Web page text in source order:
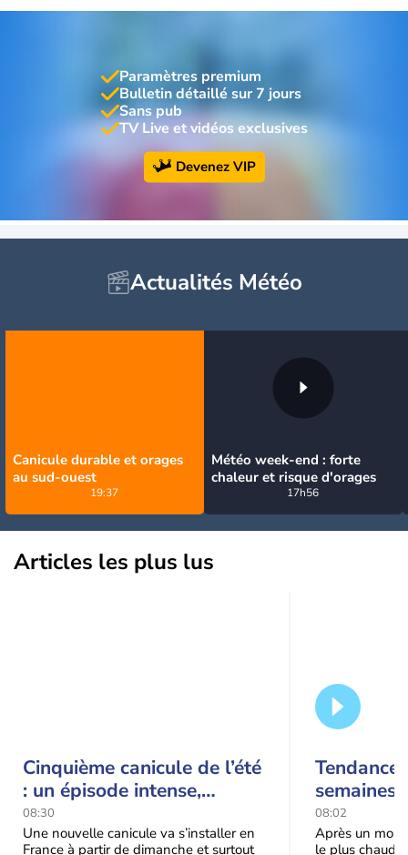
Paramètres premium
Bulletin détaillé sur 7 jours
Sans pub
TV Live et vidéos exclusives
Devenez VIP
Actualités Météo
Canicule durable et orages
au sud-ouest
19:37
Météo week-end : forte
chaleur et risque d'orages
17h56
Articles les plus lus
Cinquième canicule de l’été
: un épisode intense,
durable et étendu la
semaine prochaine
08:30
Une nouvelle canicule va s’installer en
France à partir de dimanche et surtout
Tendance
semaines
septembre
08:02
Après un
le plus chaud